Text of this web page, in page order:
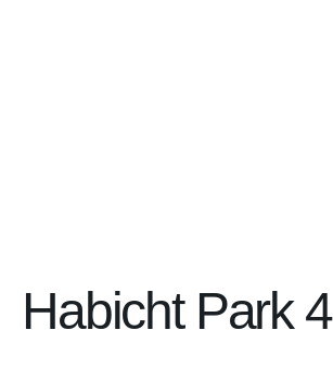
Habicht Park 4